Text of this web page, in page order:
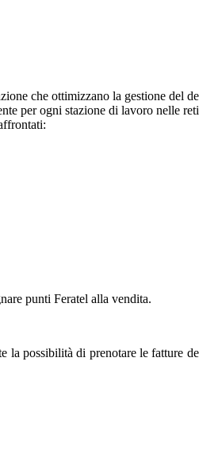
che ottimizzano la gestione del
per ogni stazione di lavoro nelle
punti Feratel alla vendita.
la possibilità di prenotare le fatture